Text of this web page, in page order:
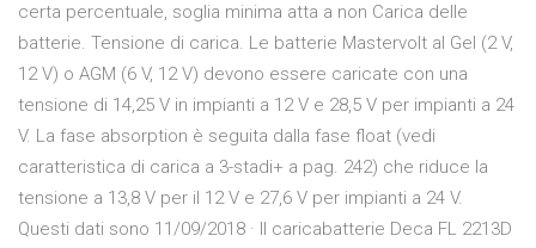
certa percentuale, soglia minima atta a non Carica delle
batterie. Tensione di carica. Le batterie Mastervolt al Gel (2 V,
12 V) o AGM (6 V, 12 V) devono essere caricate con una
tensione di 14,25 V in impianti a 12 V e 28,5 V per impianti a 24
V. La fase absorption è seguita dalla fase float (vedi
caratteristica di carica a 3-stadi+ a pag. 242) che riduce la
tensione a 13,8 V per il 12 V e 27,6 V per impianti a 24 V.
Questi dati sono 11/09/2018 · Il caricabatterie Deca FL 2213D